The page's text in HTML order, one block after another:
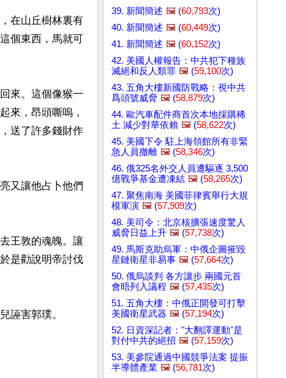
在山丘樹林裏有
個東西，馬就可
來。這個像猴一
來，昂頭嘶嗚，
送了許多錢財作
又讓他占卜他們
王敦的魂魄。讓
是勸說明帝討伐
誣害郭璞。
39. 新聞簡述 🖼️ (60,793次)
40. 新聞簡述 🖼️ (60,449次)
41. 新聞簡述 🖼️ (60,152次)
42. 美國人權報告：中共犯下種族
滅絕和反人類罪 🖼️ (59,100次)
43. 五角大樓新國防戰略：視中共
爲頭號威脅 🖼️ (58,879次)
44. 歐汽車配件商首次本地採購稀
土 減少對華依賴 🖼️ (58,622次)
45. 美國下令 駐上海領館所有非緊
急人員撤離 🖼️ (58,346次)
46. 俄325名外交人員遭驅逐 3,500
億戰爭基金遭凍結 🖼️ (58,265次)
47. 聚焦南海 美國菲律賓舉行大規
模軍演 🖼️ (57,909次)
48. 美司令：北京核擴張速度驚人
威脅日益上升 🖼️ (57,738次)
49. 馬斯克助烏軍：中俄企圖摧毀
星鏈衛星非易事 🖼️ (57,664次)
50. 俄烏談判 各方讓步 兩國元首
會晤列入議程 🖼️ (57,435次)
51. 五角大樓：中俄正開發可打擊
美國衛星武器 🖼️ (57,194次)
52. 日資深記者："大翻譯運動"是
對付中共的絕招 🖼️ (57,159次)
53. 美參院通過中國競爭法案 提振
半導體產業 🖼️ (56,781次)